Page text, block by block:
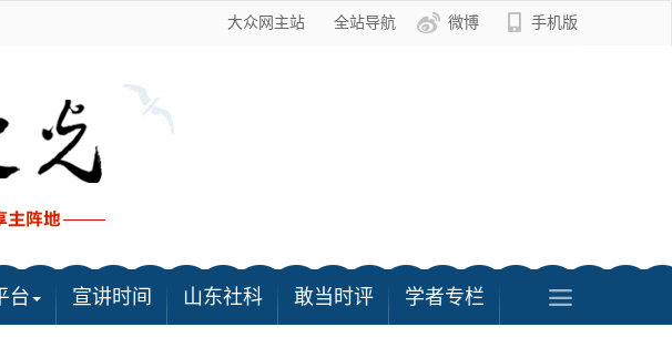
大众网主站 全站导航 微博 手机版
台 宣讲时间 山东社科 敢当时评 学者专栏